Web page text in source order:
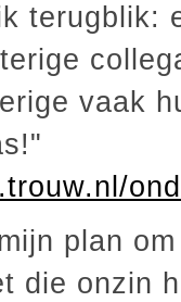
terugblik:
vaak
plan
die onzin